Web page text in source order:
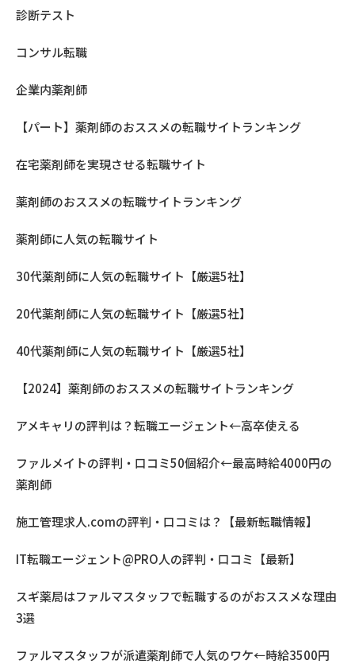
診断テスト
コンサル転職
企業内薬剤師
【パート】薬剤師のおススメの転職サイトランキング
在宅薬剤師を実現させる転職サイト
薬剤師のおススメの転職サイトランキング
薬剤師に人気の転職サイト
30代薬剤師に人気の転職サイト【厳選5社】
20代薬剤師に人気の転職サイト【厳選5社】
40代薬剤師に人気の転職サイト【厳選5社】
【2024】薬剤師のおススメの転職サイトランキング
アメキャリの評判は？転職エージェント←高卒使える
ファルメイトの評判・口コミ50個紹介←最高時給4000円の
薬剤師
施工管理求人.comの評判・口コミは？【最新転職情報】
IT転職エージェント@PRO人の評判・口コミ【最新】
スギ薬局はファルマスタッフで転職するのがおススメな理由
3選
ファルマスタッフが派遣薬剤師で人気のワケ←時給3500円